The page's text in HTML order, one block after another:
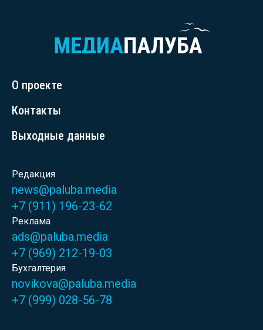
О проекте
Контакты
Выходные данные
Редакция
news@paluba.media
+7 (911) 196-23-62
Реклама
ads@paluba.media
+7 (969) 212-19-03
Бухгалтерия
novikova@paluba.media
+7 (999) 028-56-78